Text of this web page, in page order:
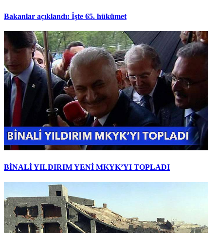
Bakanlar açıklandı: İşte 65. hükümet
BİNALİ YILDIRIM YENİ MKYK’YI TOPLADI